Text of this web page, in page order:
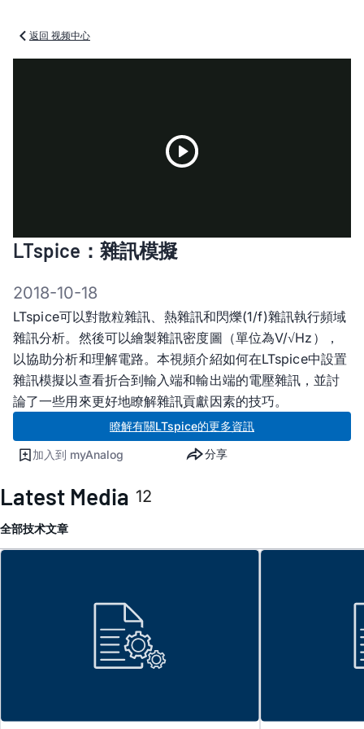
返回 视频中心
LTspice：雜訊模擬
2018-10-18
LTspice可以對散粒雜訊、熱雜訊和閃爍(1/f)雜訊執行頻域
雜訊分析。然後可以繪製雜訊密度圖（單位為V/√Hz），
以協助分析和理解電路。本視頻介紹如何在LTspice中設置
雜訊模擬以查看折合到輸入端和輸出端的電壓雜訊，並討
論了一些用來更好地瞭解雜訊貢獻因素的技巧。
瞭解有關LTspice的更多資訊
加入到 myAnalog 分享
Latest Media 12
全部技术文章